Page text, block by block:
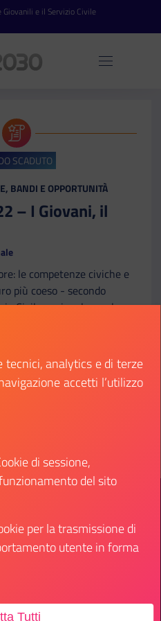
e il Servizio Civile
Apri
SCADUTO
BANDI E OPPORTUNITÀ
– I Giovani, il
le competenze civiche e
più coeso - secondo
Civile nazionale con la
del mondo istituzionale
10:00
febbraio 2023
febbraio 2023
tecnici, analytics e di terze
accetti l’utilizzo
di sessione,
del sito
per la trasmissione di
utente in forma
Tutti